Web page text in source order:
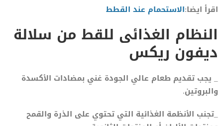
اقرأ ايضا:الاستحمام عند القطط
النظام الغذائى للقط من سلالة
ديفون ريكس
_ يجب تقديم طعام عالي الجودة غني بمضادات الأكسدة
والبروتين.
_تجنب الأنظمة الغذائية التي تحتوي على الذرة والقمح